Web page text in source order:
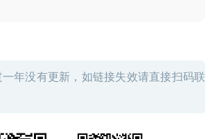
年没有更新，如链接失效请直接扫码联